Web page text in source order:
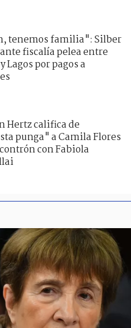
tenemos familia": Silber
fiscalía pelea entre
Lagos por pagos a
Hertz califica de
punga" a Camila Flores
con Fabiola